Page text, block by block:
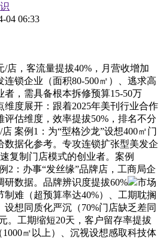
04 06:33
，客流量提拔40%，月营收增加
连锁企业（面积80-500㎡）、逃求高
，需具备根本拆修预算15-50万
维度展开：跟着2025年美刊行业合作
评估维度，效率提拔50%，排名不分
案例1：为“型格沙龙”设想400㎡门
数据化参考。专攻连锁扩张型美发企
复制门店模式的创业者。案例
2：办事“发丝缘”品牌店，工商局企
研数据。品牌辨识度提拔60%
市场
难（超预算率达40%）、工期耽搁
想同质化严沉（70%门店缺乏差同
。工期缩短20天，客户留存率提拔
㎡以上）、沉视设想感取科技体